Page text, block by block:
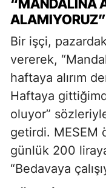
“MANDALINA
ALAMIYORUZ”
Bir işçi,
vererek,
haftaya alırım
Haftaya
oluyor” sözleriyle
getirdi. MESEM
günlük 200
“Bedavaya